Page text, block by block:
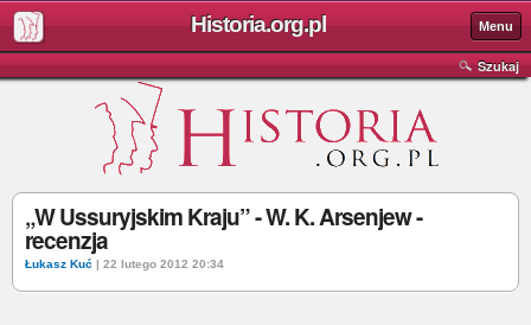
Historia.org.pl Menu
Szukaj
„W Ussuryjskim Kraju” - W. K. Arsenjew -
recenzja
Łukasz Kuć | 22 lutego 2012 20:34